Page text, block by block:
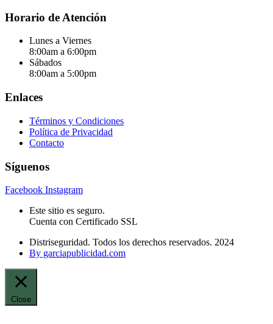
Horario de Atención
Lunes a Viernes
8:00am a 6:00pm
Sábados
8:00am a 5:00pm
Enlaces
Términos y Condiciones
Política de Privacidad
Contacto
Síguenos
Facebook Instagram
Este sitio es seguro.
Cuenta con Certificado SSL
Distriseguridad. Todos los derechos reservados. 2024
By garciapublicidad.com
Close